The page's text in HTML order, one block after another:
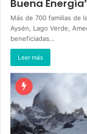
Buena
Más de 700 familias de
Aysén, Lago Verde,
beneficiadas…
Leer más